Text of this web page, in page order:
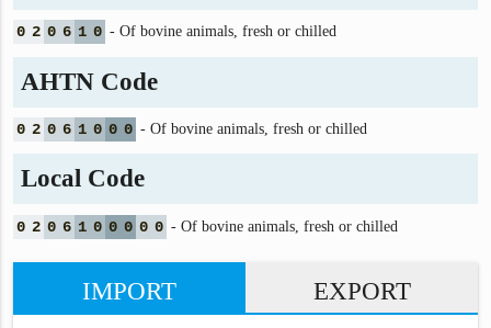
0 2 0 6 1 0 - Of bovine animals, fresh or chilled
AHTN Code
0 2 0 6 1 0 0 0 - Of bovine animals, fresh or chilled
Local Code
0 2 0 6 1 0 0 0 0 0 - Of bovine animals, fresh or chilled
IMPORT EXPORT